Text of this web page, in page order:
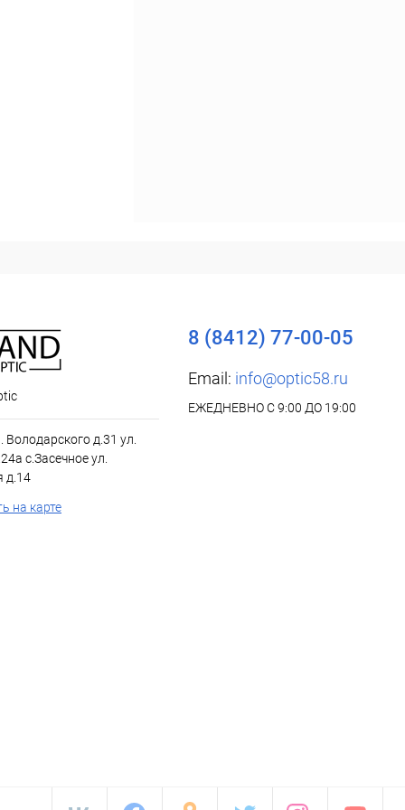
Володарского д.31 ул.
с.Засечное ул.
д.14
на карте
8 (8412) 77-00-05
Email: info@optic58.ru
ЕЖЕДНЕВНО С 9:00 ДО 19:00